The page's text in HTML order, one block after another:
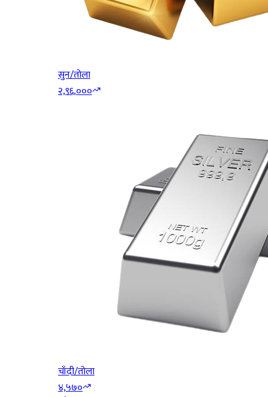
सुन/तोला
२,९६,०००
चाँदी/तोला
४,५७०